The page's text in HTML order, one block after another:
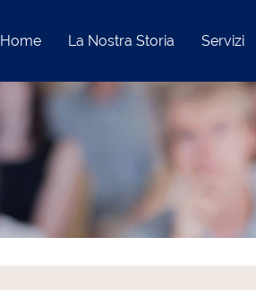
Home La Nostra Storia Servizi